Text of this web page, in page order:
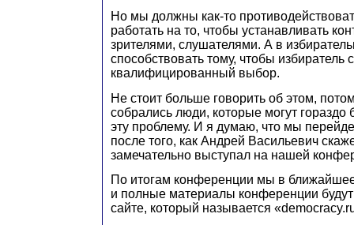
Но мы должны как-то
работать на то, чтобы устанавливать
зрителями, слушателями. А в
способствовать тому, чтобы избиратель
квалифицированный выбор.
Не стоит больше говорить об этом,
собрались люди, которые могут гораздо
эту проблему. И я думаю, что мы
после того, как Андрей Васильевич
замечательно выступал на нашей
По итогам конференции мы в
и полные материалы конференции
сайте, который называется